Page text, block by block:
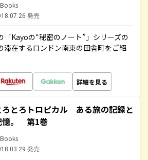
発売
「Kayoの“秘密のノート”」シリーズの
滞在するロンドン南東の田舎町をご紹
詳細を見る
ろとろトロピカル ある旅の記録と
憶。 第1巻
発売